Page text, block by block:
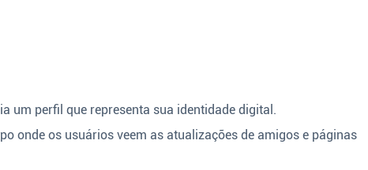
um perfil que representa sua identidade digital.
onde os usuários veem as atualizações de amigos e páginas